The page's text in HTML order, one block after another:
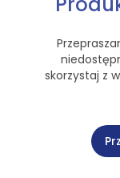
skorzystaj z